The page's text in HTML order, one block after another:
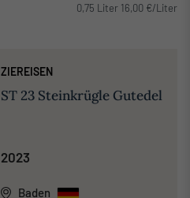
0,75 Liter 16,00 €/Liter
ZIEREISEN
ST 23 Steinkrügle Gutedel
2023
Baden